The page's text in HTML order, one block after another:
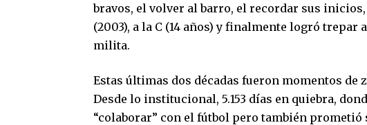
bravos, el volver al barro, el recordar sus
(2003), a la C (14 años) y finalmente logró
milita.
Estas últimas dos décadas fueron momentos de
Desde lo institucional, 5.153 días en quiebra,
“colaborar” con el fútbol pero también